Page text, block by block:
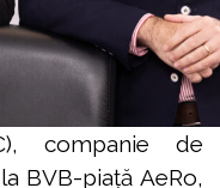
companie de
BVB-piață AeRo,